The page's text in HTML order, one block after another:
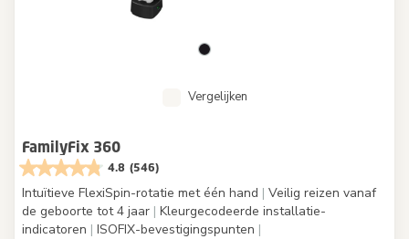
Vergelijken
FamilyFix 360
4.8 (546)
Intuïtieve FlexiSpin-rotatie met één hand | Veilig reizen vanaf
de geboorte tot 4 jaar | Kleurgecodeerde installatie-
indicatoren | ISOFIX-bevestigingspunten |